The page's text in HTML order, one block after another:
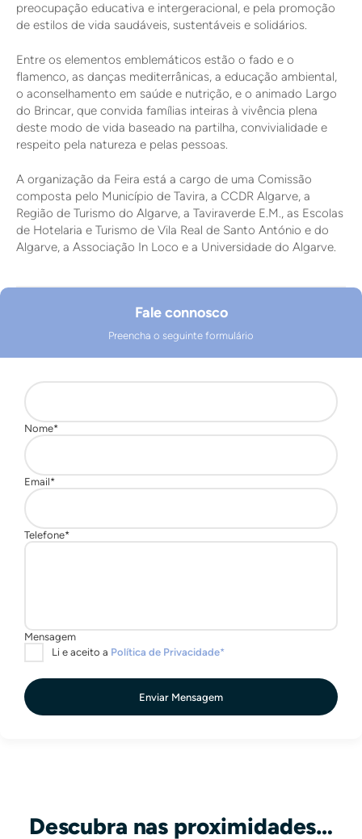
preocupação educativa e intergeracional, e pela promoção
de estilos de vida saudáveis, sustentáveis e solidários.
Entre os elementos emblemáticos estão o fado e o
flamenco, as danças mediterrânicas, a educação ambiental,
o aconselhamento em saúde e nutrição, e o animado Largo
do Brincar, que convida famílias inteiras à vivência plena
deste modo de vida baseado na partilha, convivialidade e
respeito pela natureza e pelas pessoas.
A organização da Feira está a cargo de uma Comissão
composta pelo Município de Tavira, a CCDR Algarve, a
Região de Turismo do Algarve, a Taviraverde E.M., as Escolas
de Hotelaria e Turismo de Vila Real de Santo António e do
Algarve, a Associação In Loco e a Universidade do Algarve.
Fale connosco
Preencha o seguinte formulário
Enviar Mensagem
Descubra nas proximidades…